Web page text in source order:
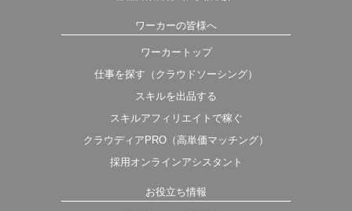
ワーカーの皆様へ
ワーカートップ
仕事を探す（クラウドソーシング）
スキルを出品する
スキルアフィリエイトで稼ぐ
クラウディアPRO（高単価マッチング）
採用オンラインアシスタント
お役立ち情報